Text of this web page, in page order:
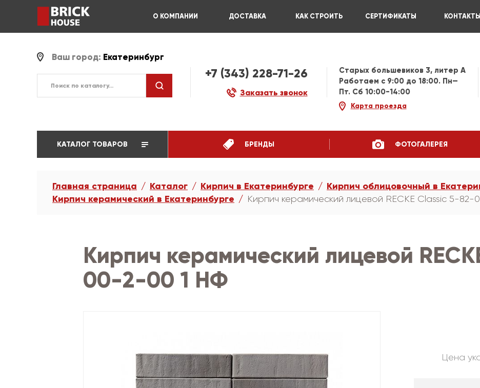
О КОМПАНИИ ДОСТАВКА КАК СТРОИТЬ СЕРТИФИКАТЫ КОНТАКТЫ
Ваш город: Екатеринбург
+7 (343) 228-71-26
Заказать звонок
Старых большевиков 3, литер А
Работаем c 9:00 до 18:00. Пн—
Пт. Сб 10:00-14:00
Карта проезда
КАТАЛОГ ТОВАРОВ БРЕНДЫ ФОТОГАЛЕРЕЯ
Главная страница Каталог Кирпич в Екатеринбурге
Кирпич облицовочный в
Кирпич керамический в Екатеринбурге
Кирпич керамический лицевой RECKE Сlassic 5-
Кирпич керамический лицевой
00-2-00 1 НФ
Цена